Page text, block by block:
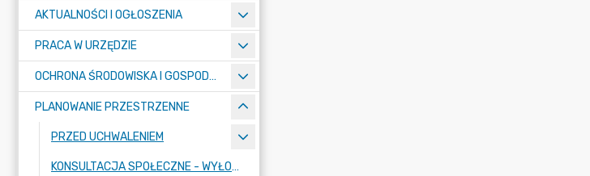
AKTUALNOŚCI I OGŁOSZENIA
PRACA W URZĘDZIE
OCHRONA ŚRODOWISKA I GOSPODARKA KOMUNALNA
PLANOWANIE PRZESTRZENNE
PRZED UCHWALENIEM
KONSULTACJA SPOŁECZNE - WYŁOŻENIE